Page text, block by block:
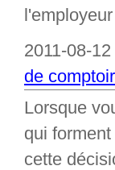
2011-08-
de
Lorsque
qui
cette